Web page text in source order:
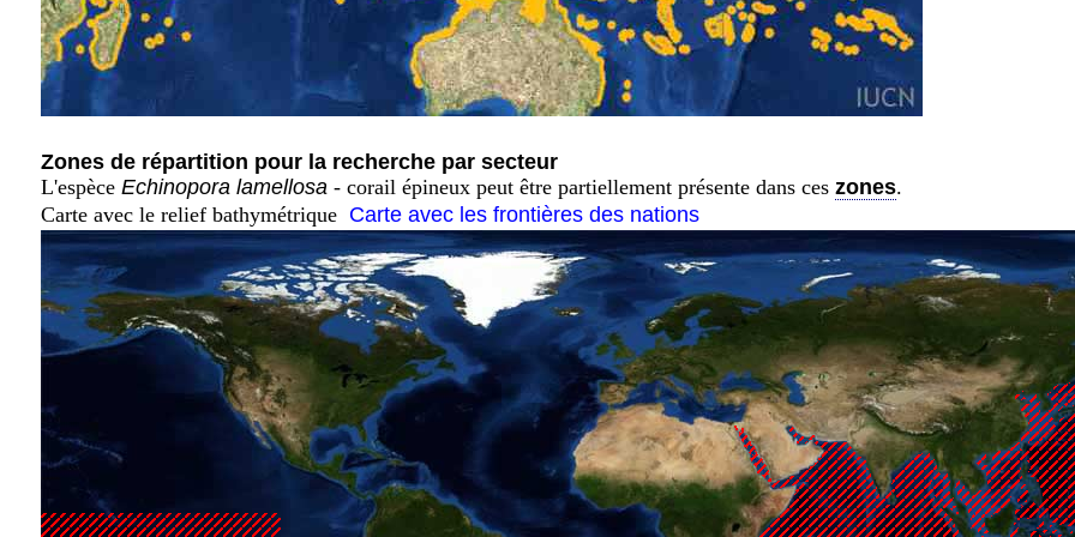
Zones de répartition pour la recherche par secteur
L'espèce Echinopora lamellosa - corail épineux peut être partiellement présente dans ces zones.
Carte avec le relief bathymétrique Carte avec les frontières des nations